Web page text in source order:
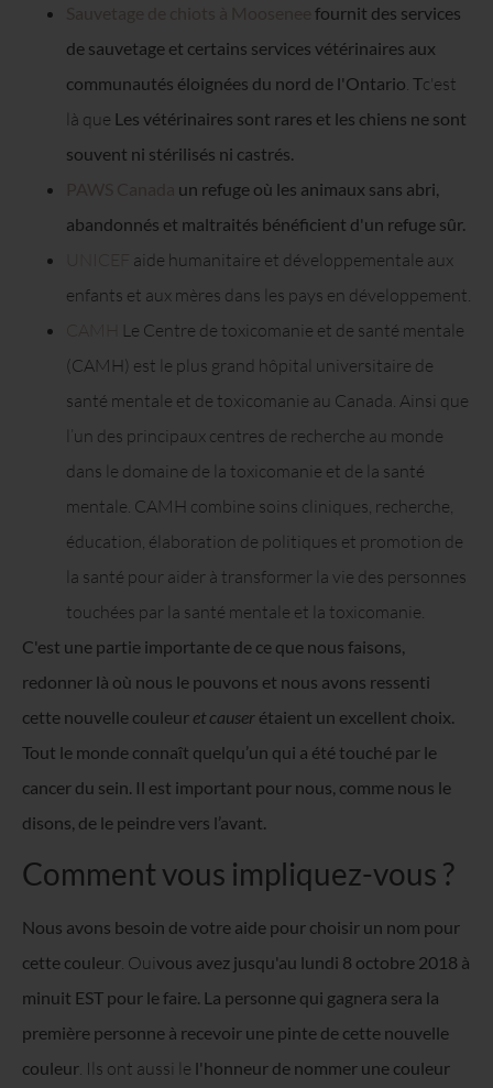
fournit des services
de sauvetage et certains services vétérinaires aux
communautés éloignées du nord de l'Ontario Tc'est
là que Les vétérinaires sont rares et les chiens ne sont
souvent ni stérilisés ni castrés.
un refuge où les animaux sans abri,
abandonnés et maltraités bénéficient d'un refuge sûr.
aide humanitaire et développementale aux
enfants et aux mères dans les pays en développement.
Le Centre de toxicomanie et de santé mentale
(CAMH) est le plus grand hôpital universitaire de
santé mentale et de toxicomanie au Canada. Ainsi que
l’un des principaux centres de recherche au monde
dans le domaine de la toxicomanie et de la santé
mentale. CAMH combine soins cliniques, recherche,
éducation, élaboration de politiques et promotion de
la santé pour aider à transformer la vie des personnes
touchées par la santé mentale et la toxicomanie.
C'est une partie importante de ce que nous faisons,
redonner là où nous le pouvons et nous avons ressenti
cette nouvelle couleur et causer étaient un excellent choix.
Tout le monde connaît quelqu’un qui a été touché par le
cancer du sein. Il est important pour nous, comme nous le
disons, de le peindre vers l’avant.
Comment vous impliquez-vous ?
Nous avons besoin de votre aide pour choisir un nom pour
cette couleur. Oui vous avez jusqu'au lundi 8 octobre 2018 à
minuit EST pour le faire. La personne qui gagnera sera la
première personne à recevoir une pinte de cette nouvelle
couleur. Ils ont aussi le l'honneur de nommer une couleur